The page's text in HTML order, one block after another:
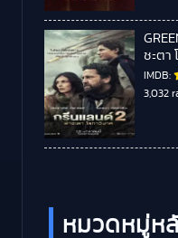
ชะตา
IMDB:
3,032
หมวดหมู่ห